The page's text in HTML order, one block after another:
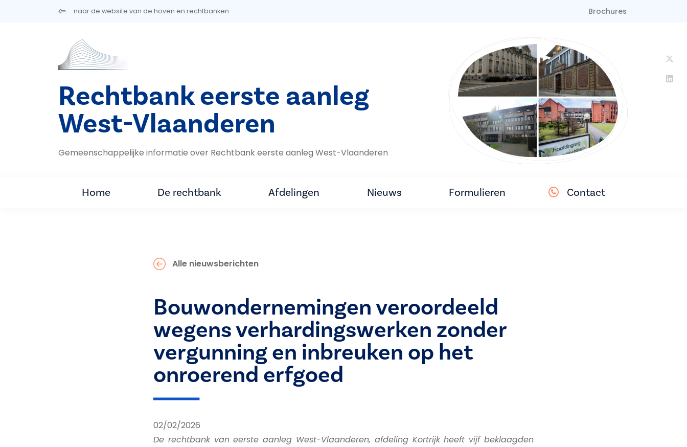
Overslaan en naar de inhoud gaannaar de website van de hoven en rechtbanken Brochures
Rechtbank eerste aanleg
West-Vlaanderen
Gemeenschappelijke informatie over Rechtbank eerste aanleg West-Vlaanderen
Home De rechtbank Afdelingen Nieuws Formulieren Contact
Alle nieuwsberichten
Bouwondernemingen veroordeeld
wegens verhardingswerken zonder
vergunning en inbreuken op het
onroerend erfgoed
02/02/2026
De rechtbank van eerste aanleg West-Vlaanderen, afdeling Kortrijk heeft vijf beklaagden